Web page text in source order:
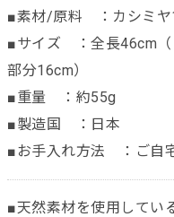
■素材/原料 ：カシミヤ
■サイズ ：全長46cm（
部分16cm）
■重量 ：約55g
■製造国 ：日本
■お手入れ方法 ：ご自
■天然素材を使用してい